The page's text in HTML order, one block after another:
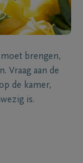
brengen,
Vraag aan de
de kamer,
is.